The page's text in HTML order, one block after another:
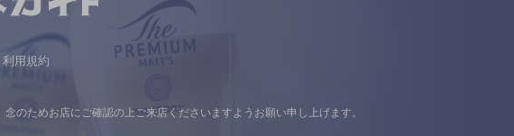
利用規約
念のためお店にご確認の上ご来店くださいますようお願い申し上げます。